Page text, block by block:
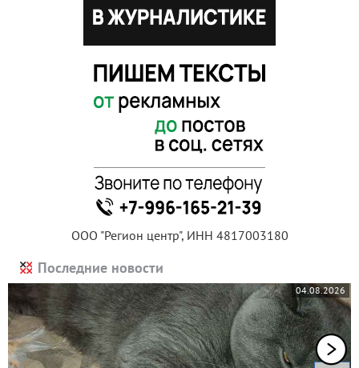
ООО "Регион центр", ИНН 4817003180
Последние новости
04.08.2026